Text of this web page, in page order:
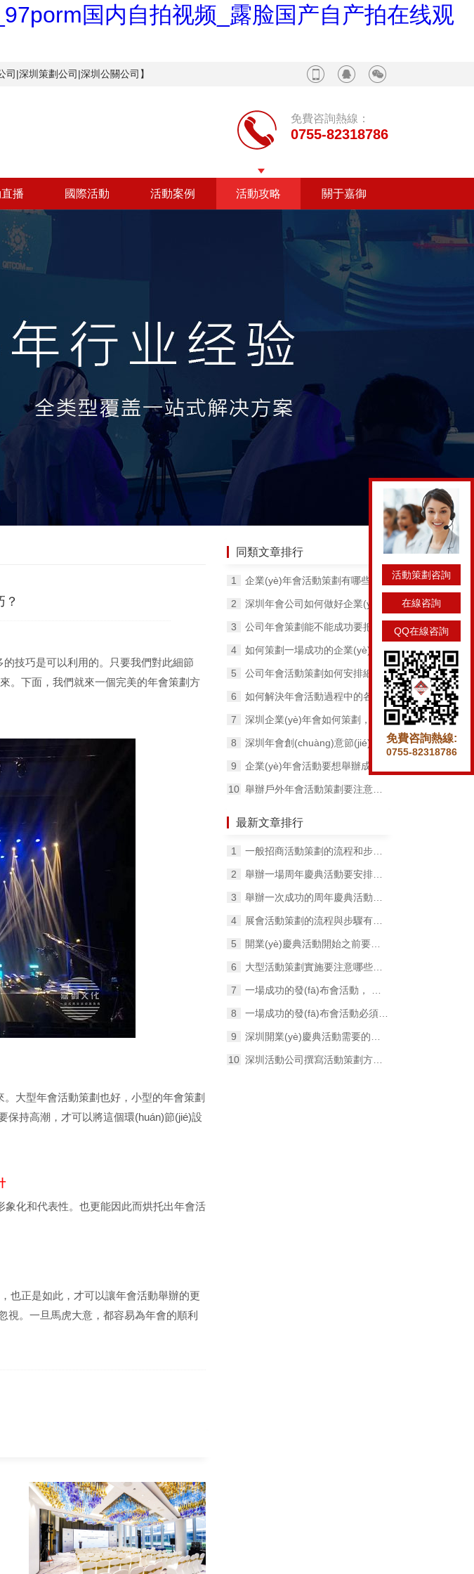
国内自拍视频_露脸国产自产拍在线观
公司|深圳策劃公司|深圳公關公司】
免費咨詢熱線：
0755-82318786
播 國際活動 活動案例 活動攻略 關于嘉御
的技巧是可以利用的。只要我們對此細節
下面，我們就來一個完美的年會策劃方
。大型年會活動策劃也好，小型的年會策劃
要保持高潮，才可以將這個環(huán)節(jié)設
化和代表性。也更能因此而烘托出年會活
，也正是如此，才可以讓年會活動舉辦的更
忽視。一旦馬虎大意，都容易為年會的順利
同類文章排行
企業(yè)年會活動策劃有哪些環(huán)節(jié)？
深圳年會公司如何做好企業(yè)年會活動？
公司年會策劃能不能成功要把握好這幾個問題！
如何策劃一場成功的企業(yè)年會，提高年會水準的技巧有哪些？
公司年會活動策劃如何安排細節(jié)工作？
如何解決年會活動過程中的各種麻煩事？
深圳企業(yè)年會如何策劃，有哪些步驟？
深圳年會創(chuàng)意節(jié)目有哪幾個好推薦？
企業(yè)年會活動要想舉辦成功，這幾點不能忽視！
舉辦戶外年會活動策劃要注意哪幾個問題？
最新文章排行
一般招商活動策劃的流程和步驟有哪些？
舉辦一場周年慶典活動要安排好哪些工作內(nèi)容？
舉辦一次成功的周年慶典活動需要長時間的精心準備
展會活動策劃的流程與步驟有哪些？
開業(yè)慶典活動開始之前要做好哪些工作？
大型活動策劃實施要注意哪些問題？
一場成功的發(fā)布會活動， 要努力做好這幾件事
一場成功的發(fā)布會活動必須要包含這幾個要素！
深圳開業(yè)慶典活動需要的一些物料和節(jié)目
深圳活動公司撰寫活動策劃方案的4個要點！
活動策劃咨詢
在線咨詢
QQ在線咨詢
免費咨詢熱線:
0755-82318786